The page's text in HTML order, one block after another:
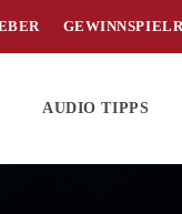
AUDIO TIPPS